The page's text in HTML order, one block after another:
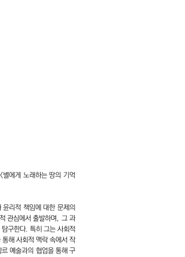
에게 노래하는 땅의 기억
리적 책임에 대한 문제의
관심에서 출발하며, 그 과
구한다. 특히 그는 사회적
해 사회적 맥락 속에서 작
예술과의 협업을 통해 구